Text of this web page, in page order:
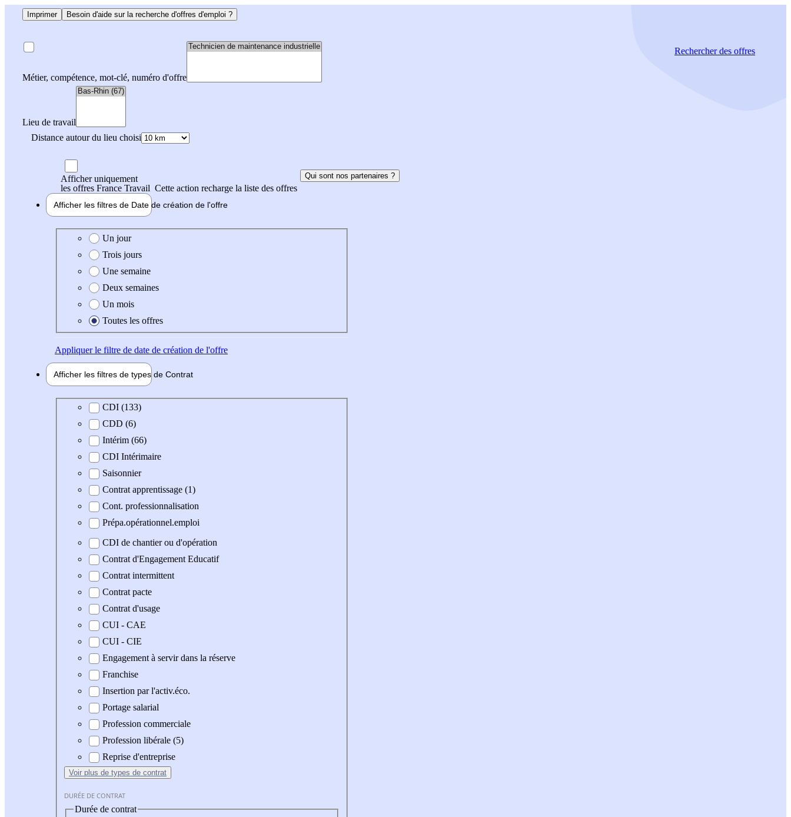
Imprimer Besoin d'aide sur la recherche d'offres d'emploi ?
Métier, compétence, mot-clé, numéro d'offre
Lieu de travail
Distance autour du lieu choisi
Rechercherdes offres
Afficher uniquement
les offres France Travail Cette action recharge la liste des offres
Qui sont nos partenaires ?
Afficher les filtres de Date de création de l'offre
Date de création de l'offre
Un jour
Trois jours
Une semaine
Deux semaines
Un mois
Toutes les offres
Appliquerle filtre de date de création de l'offre
Afficher les filtres de types de Contrat
Type de contratCDI (133)
CDD (6)
Intérim (66)
CDI Intérimaire
Saisonnier
Contrat apprentissage (1)
Cont. professionnalisation
Prépa.opérationnel.emploi
CDI de chantier ou d'opération
Contrat d'Engagement Educatif
Contrat intermittent
Contrat pacte
Contrat d'usage
CUI - CAE
CUI - CIE
Engagement à servir dans la réserve
Franchise
Insertion par l'activ.éco.
Portage salarial
Profession commerciale
Profession libérale (5)
Reprise d'entreprise
Voir plus de types de contrat
DURÉE DE CONTRAT
Durée de contrat